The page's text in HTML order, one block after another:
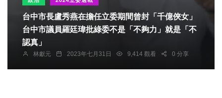
台中市長盧秀燕在擔任立委期間曾封「千億俠女」
台中市議員羅廷瑋批綠委不是「不夠力」就是「不
認真」
林獻元 2023年七月31日 9,414 觀看 0 分享